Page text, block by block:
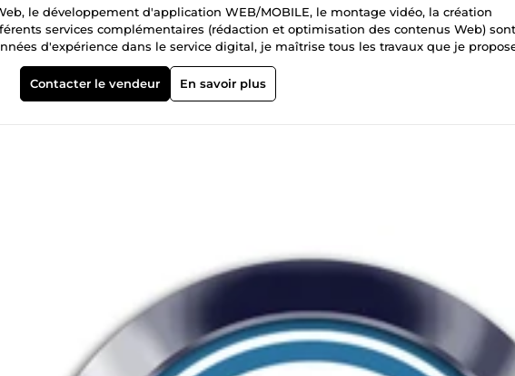
le développement d'application WEB/MOBILE, le montage vidéo, la création
services complémentaires (rédaction et optimisation des contenus Web) sont
d'expérience dans le service digital, je maîtrise tous les travaux que je
équipe avec vous. :)
Contacter le vendeur
En savoir plus